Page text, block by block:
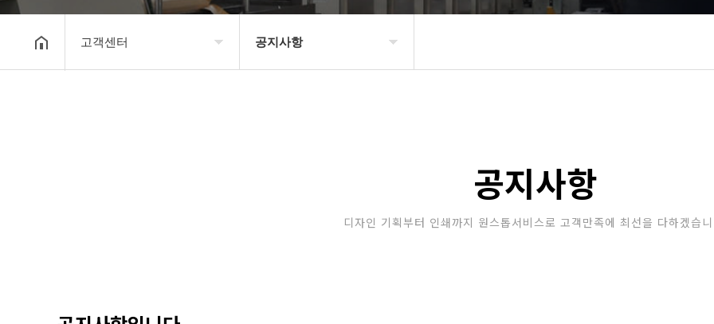
고객센터 공지사항
공지사항
디자인 기획부터 인쇄까지 원스톱서비스로 고객만족에 최선을 다하겠습